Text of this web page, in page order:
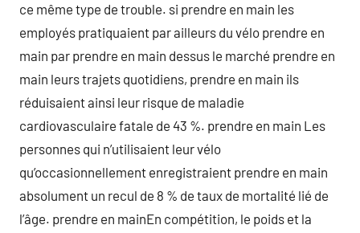
ce même type de trouble. si prendre en main les
employés pratiquaient par ailleurs du vélo prendre en
main par prendre en main dessus le marché prendre en
main leurs trajets quotidiens, prendre en main ils
réduisaient ainsi leur risque de maladie
cardiovasculaire fatale de 43 %. prendre en main Les
personnes qui n’utilisaient leur vélo
qu’occasionnellement enregistraient prendre en main
absolument un recul de 8 % de taux de mortalité lié de
l’âge. prendre en mainEn compétition, le poids et la